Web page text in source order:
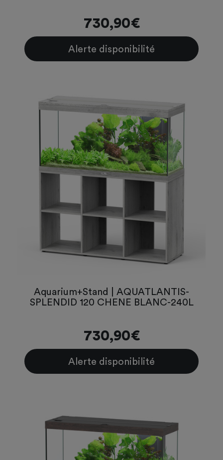
730,90€
Alerte disponibilité
Aquarium+Stand | AQUATLANTIS-
SPLENDID 120 CHENE BLANC-240L
730,90€
Alerte disponibilité